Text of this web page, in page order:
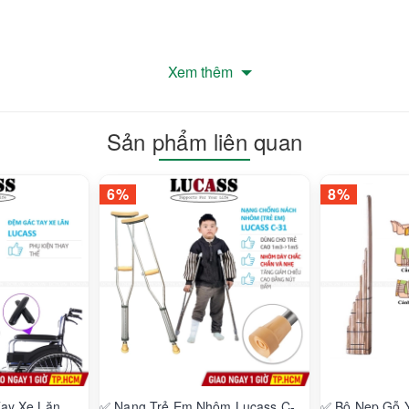
hàng đầu trong và ngoài nước:
Xem thêm
Sản phẩm liên quan
6% 8%